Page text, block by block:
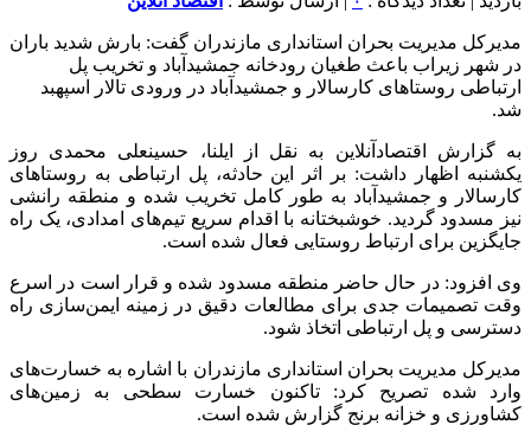
مدیرکل مدیریت بحران استانداری مازندران گفت: بارش شدید باران
در شهر زیراب باعث طغیان رودخانه جمشیدآباد و تخریب پل
ارتباطی روستا‌های کارسالار و جمشیدآباد در ورودی تالار اسپهبد
شد.
به گزارش اقتصادآنلاین به نقل از ایلنا، حسینعلی محمدی روز
یکشنبه اظهار داشت: بر اثر این حادثه، پل ارتباطی به روستا‌های
کارسالار و جمشیدآباد به طور کامل تخریب شده و منطقه رانشی
نیز مسدود گردید. خوشبختانه با اقدام سریع تیم‌های امدادی، یک راه
جایگزین برای ارتباط روستایی فعال شده است.
وی افزود: در حال حاضر منطقه مسدود شده و قرار است در اسرع
وقت تصمیمات جدی برای مطالعات دقیق در زمینه ایمن‌سازی راه
دسترسی و پل ارتباطی اتخاذ شود.
مدیرکل مدیریت بحران استانداری مازندران با اشاره به خسارت‌های
وارد شده تصریح کرد: تاکنون خسارت سطحی به زمین‌های
کشاورزی و خزانه برنج گزارش شده است.